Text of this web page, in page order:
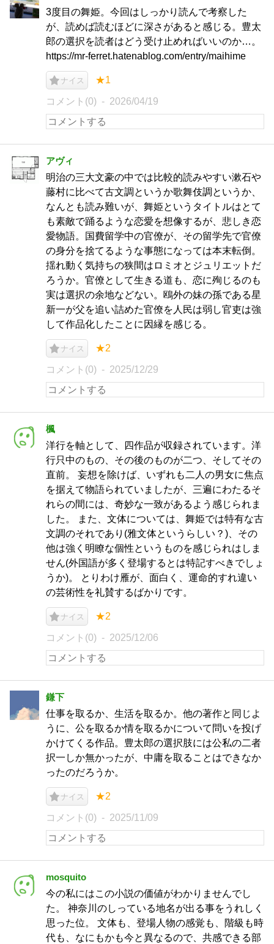
3度目の舞姫。今回はしっかり読んで考察した
が、読めば読むほどに深さがあると感じる。豊太
郎の選択を読者はどう受け止めればいいのか…。
https://mr-ferret.hatenablog.com/entry/maihime
ナイス ★1
コメント(0) 2026/04/19
アヴィ
明治の三大文豪の中では比較的読みやすい漱石や
藤村に比べて古文調というか歌舞伎調というか、
なんとも読み難いが、舞姫というタイトルはとて
も素敵で踊るような恋愛を想像するが、悲しき恋
愛物語。国費留学中の官僚が、その留学先で官僚
の身分を捨てるような事態になっては本末転倒。
揺れ動く気持ちの狭間はロミオとジュリエットだ
ろうか。官僚として生きる道も、恋に殉じるのも
実は選択の余地などない。鴎外の妹の孫である星
新一が父を追い詰めた官僚を人民は弱し官吏は強
して作品化したことに因縁を感じる。
ナイス ★2
コメント(0) 2025/12/29
楓
洋行を軸として、四作品が収録されています。洋
行只中のもの、その後のものが二つ、そしてその
直前。 妄想を除けば、いずれも二人の男女に焦点
を据えて物語られていましたが、三遍にわたるそ
れらの間には、奇妙な一致があるよう感じられま
した。 また、文体については、舞姫では特有な古
文調のそれであり(雅文体というらしい？)、その
他は強く明瞭な個性というものを感じられはしま
せん(外国語が多く登場するとは特記すべきでしょ
うか)。 とりわけ雁が、面白く、運命的すれ違い
の芸術性を礼賛するばかりです。
ナイス ★2
コメント(0) 2025/12/06
鎌下
仕事を取るか、生活を取るか。他の著作と同じよ
うに、公を取るか情を取るかについて問いを投げ
かけてくる作品。豊太郎の選択肢には公私の二者
択一しか無かったが、中庸を取ることはできなか
ったのだろうか。
ナイス ★2
コメント(0) 2025/11/09
mosquito
今の私にはこの小説の価値がわかりませんでし
た。 神奈川のしっている地名が出る事をうれしく
思った位。 文体も、登場人物の感覚も、階級も時
代も、なにもかも今と異なるので、共感できる部